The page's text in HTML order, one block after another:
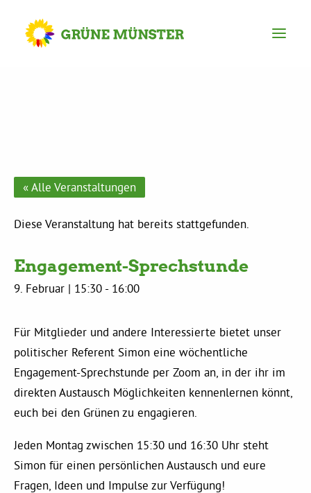
Kreisgeschäftsstelle
Mitgliederversammlung
Ortsverbände
Satzung
Personen
Sylvia Rietenberg, MdB
« Alle Veranstaltungen
Diese Veranstaltung hat bereits stattgefunden.
Engagement-Sprechstunde
9. Februar | 15:30 - 16:00
Für Mitglieder und andere Interessierte bietet unser
politischer Referent Simon eine wöchentliche
Engagement-Sprechstunde per Zoom an, in der ihr im
direkten Austausch Möglichkeiten kennenlernen könnt,
euch bei den Grünen zu engagieren.
Jeden Montag zwischen 15:30 und 16:30 Uhr steht
Simon für einen persönlichen Austausch und eure
Fragen, Ideen und Impulse zur Verfügung!